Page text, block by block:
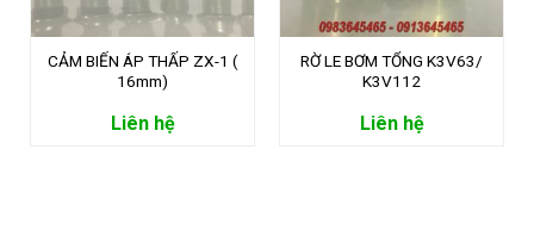
CẢM BIẾN ÁP THẤP ZX-1 (
16mm)
Liên hệ
RỜ LE BƠM TỔNG K3V63/
K3V112
Liên hệ